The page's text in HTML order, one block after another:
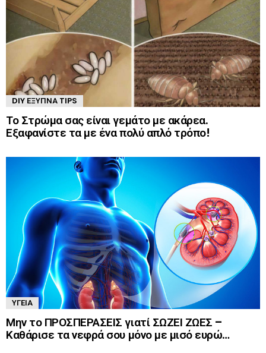
DIY ΈΞΥΠΝΑ TIPS
Το Στρώμα σας είναι γεμάτο με ακάρεα.
Εξαφανίστε τα με ένα πολύ απλό τρόπο!
ΥΓΕΊΑ
Μην το ΠΡΟΣΠΕΡΑΣΕΙΣ γιατί ΣΩΖΕΙ ΖΩΕΣ –
Καθάρισε τα νεφρά σου μόνο με μισό ευρώ…